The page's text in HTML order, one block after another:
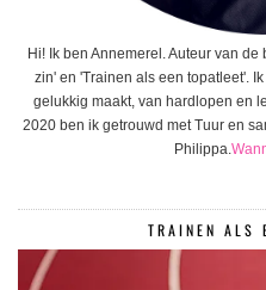
Hi! Ik ben Annemerel. Auteur van
zin' en 'Trainen als een topatleet'.
gelukkig maakt, van hardlopen en
2020 ben ik getrouwd met Tuur en
Philippa.
TRAINEN ALS